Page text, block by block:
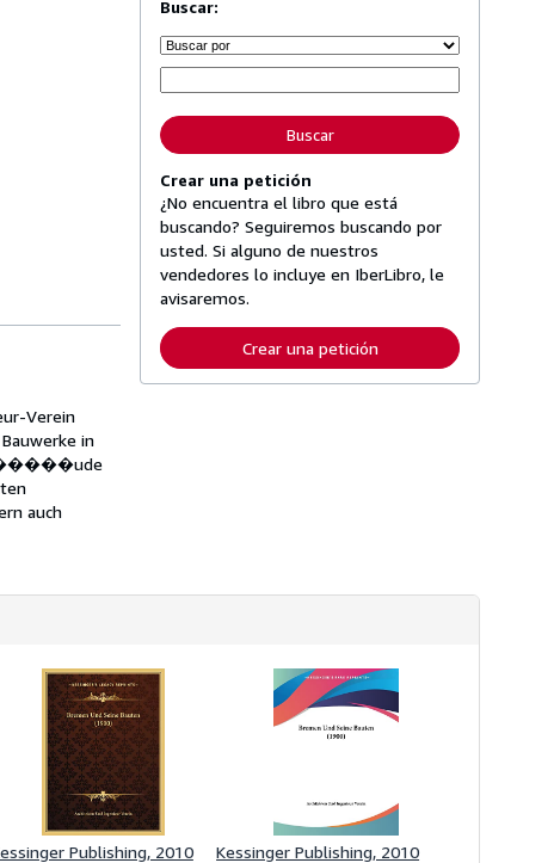
Verein
in
auch
Buscar:
Buscar
Crear una petición
¿No encuentra el libro que está
buscando? Seguiremos buscando por
usted. Si alguno de nuestros
vendedores lo incluye en IberLibro, le
avisaremos.
Crear una petición
Publishing, 2010
Kessinger Publishing, 2010